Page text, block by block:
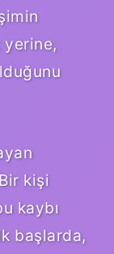
yerine,
kişi
kaybı
başlarda,